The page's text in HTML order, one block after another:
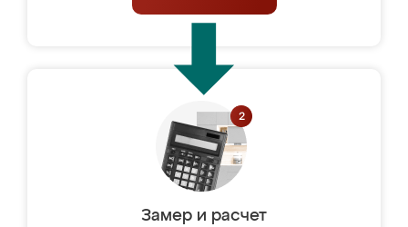
Замер и расчет